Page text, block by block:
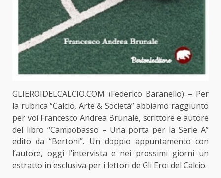
GLIEROIDELCALCIO.COM (Federico Baranello) – Per
la rubrica “Calcio, Arte & Società” abbiamo raggiunto
per voi Francesco Andrea Brunale, scrittore e autore
del libro “Campobasso – Una porta per la Serie A”
edito da “Bertoni”. Un doppio appuntamento con
l’autore, oggi l’intervista e nei prossimi giorni un
estratto in esclusiva per i lettori de Gli Eroi del Calcio.